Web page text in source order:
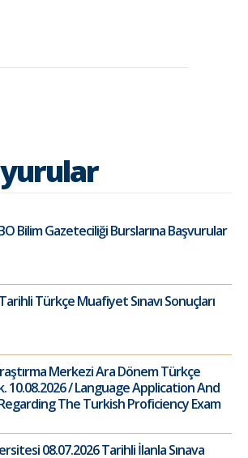
Bilim Gazeteciliği Burslarına Başvurular
Türkçe Muafiyet Sınavı Sonuçları
Merkezi Ara Dönem Türkçe
10.08.2026 / Language Application And
The Turkish Proficiency Exam
08.07.2026 Tarihli İlanla Sınava